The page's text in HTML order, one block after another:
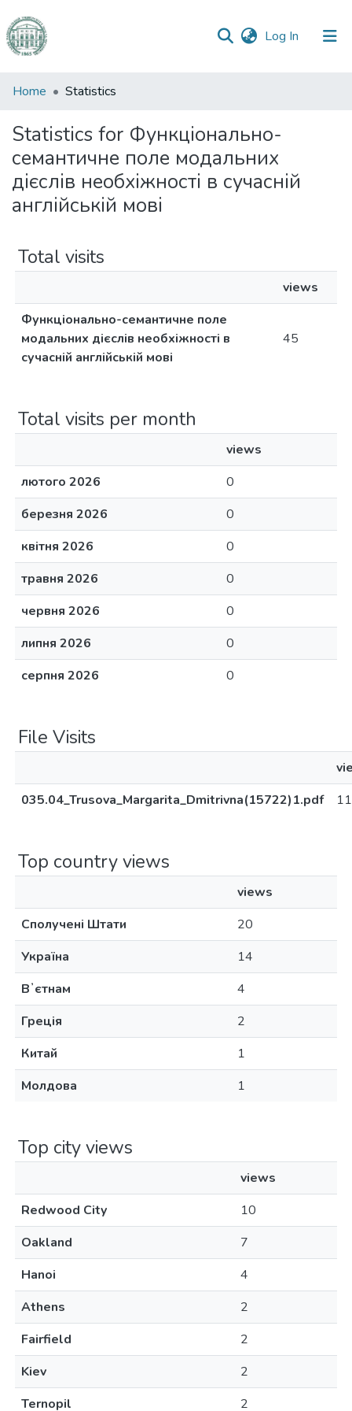
Log In (current)
Communities
Collections
All of DSpace
Home Statistics
Statistics for Функціонально-
семантичне поле модальних
дієслів необхіжності в сучасній
англійській мові
Total visits
views
Функціонально-семантичне поле
модальних дієслів необхіжності в
сучасній англійській мові
45
Total visits per month
views
лютого 2026
0
березня 2026
0
квітня 2026
0
травня 2026
0
червня 2026
0
липня 2026
0
серпня 2026
0
File Visits
035.04_Trusova_Margarita_Dmitrivna(15722)1.pdf
Top country views
views
Сполучені Штати
20
Україна
14
Вʼєтнам
4
Греція
2
Китай
1
Молдова
1
Top city views
views
Redwood City
10
Oakland
7
Hanoi
4
Athens
2
Fairfield
2
Kiev
2
Ternopil
2